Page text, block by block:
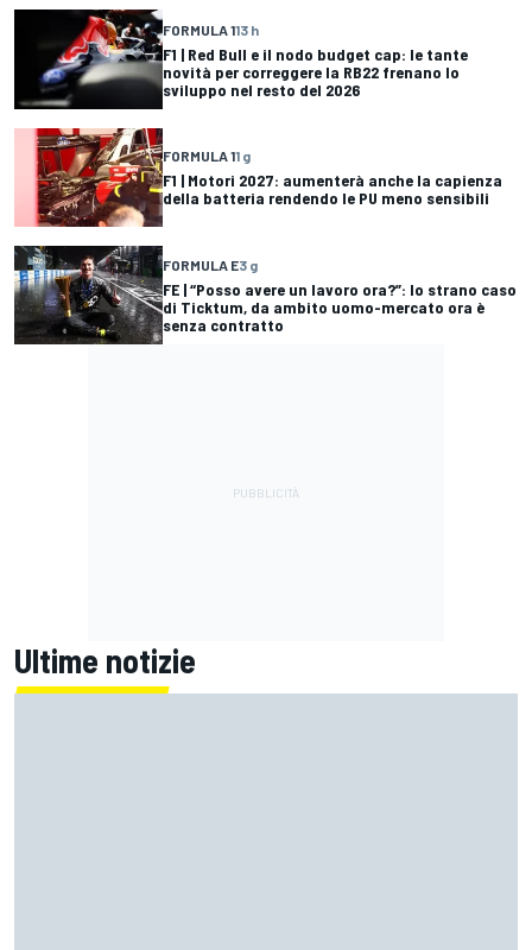
FORMULA 113 h
F1 | Red Bull e il nodo budget cap: le tante
novità per correggere la RB22 frenano lo
sviluppo nel resto del 2026
FORMULA 11 g
F1 | Motori 2027: aumenterà anche la capienza
della batteria rendendo le PU meno sensibili
FORMULA E3 g
FE | “Posso avere un lavoro ora?”: lo strano caso
di Ticktum, da ambito uomo-mercato ora è
senza contratto
Ultime notizie